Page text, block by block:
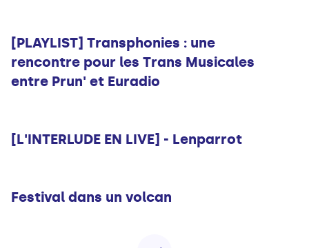
[PLAYLIST] Transphonies : une
rencontre pour les Trans Musicales
entre Prun' et Euradio
[L'INTERLUDE EN LIVE] - Lenparrot
Festival dans un volcan